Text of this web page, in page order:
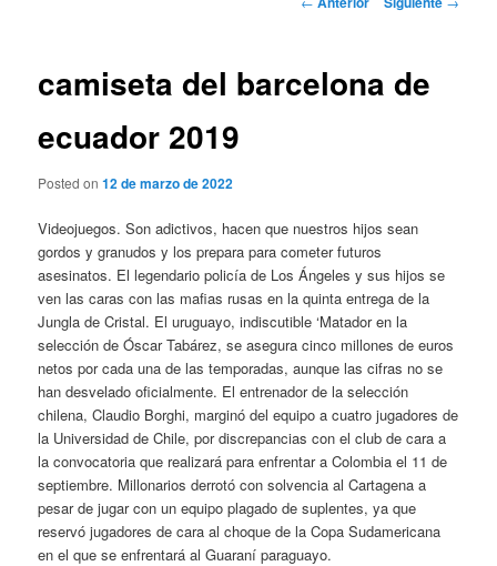
camiseta del barcelona de
ecuador 2019
Posted on12 de marzo de 2022
Videojuegos. Son adictivos, hacen que nuestros hijos sean
gordos y granudos y los prepara para cometer futuros
asesinatos. El legendario policía de Los Ángeles y sus hijos se
ven las caras con las mafias rusas en la quinta entrega de la
Jungla de Cristal. El uruguayo, indiscutible ‘Matador en la
selección de Óscar Tabárez, se asegura cinco millones de euros
netos por cada una de las temporadas, aunque las cifras no se
han desvelado oficialmente. El entrenador de la selección
chilena, Claudio Borghi, marginó del equipo a cuatro jugadores de
la Universidad de Chile, por discrepancias con el club de cara a
la convocatoria que realizará para enfrentar a Colombia el 11 de
septiembre. Millonarios derrotó con solvencia al Cartagena a
pesar de jugar con un equipo plagado de suplentes, ya que
reservó jugadores de cara al choque de la Copa Sudamericana
en el que se enfrentará al Guaraní paraguayo.